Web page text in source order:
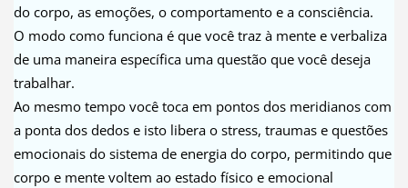
do corpo, as emoções, o comportamento e a consciência.
O modo como funciona é que você traz à mente e verbaliza
de uma maneira específica uma questão que você deseja
trabalhar.
Ao mesmo tempo você toca em pontos dos meridianos com
a ponta dos dedos e isto libera o stress, traumas e questões
emocionais do sistema de energia do corpo, permitindo que
corpo e mente voltem ao estado físico e emocional